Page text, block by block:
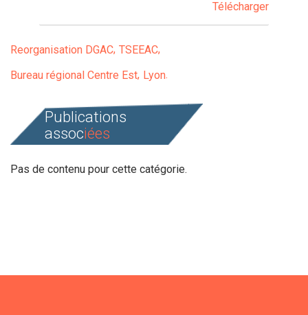
Télécharger
Reorganisation DGAC TSEEAC
Bureau régional Centre Est Lyon
Publications
associées
Pas de contenu pour cette catégorie.